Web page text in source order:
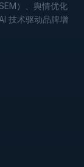
）、舆情优化
技术驱动品牌增